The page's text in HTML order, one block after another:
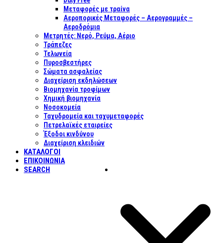
Μεταφορές με τραίνα
Αεροπορικές Μεταφορές – Αερογραμμές –
Αεροδρόμια
Μετρητές: Νερό, Ρεύμα, Αέριο
Τράπεζες
Τελωνεία
Πυροσβεστήρες
Σώματα ασφαλείας
Διαχείριση εκδηλώσεων
Βιομηχανία τροφίμων
Χημική βιομηχανία
Νοσοκομεία
Ταχυδρομεία και ταχυμεταφορές
Πετρελαϊκές εταιρείες
Έξοδοι κινδύνου
Διαχείριση κλειδιών
ΚΑΤΑΛΟΓΟΙ
ΕΠΙΚΟΙΝΩΝΊΑ
SEARCH